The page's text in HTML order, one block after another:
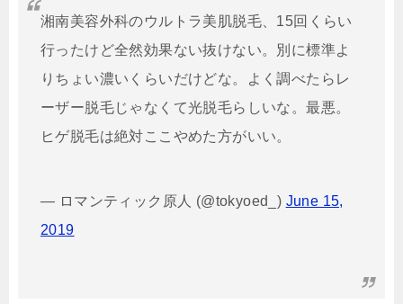
湘南美容外科のウルトラ美肌脱毛、15回くらい
行ったけど全然効果ない抜けない。別に標準よ
りちょい濃いくらいだけどな。よく調べたらレ
ーザー脱毛じゃなくて光脱毛らしいな。最悪。
ヒゲ脱毛は絶対ここやめた方がいい。
— ロマンティック原人 (@tokyoed_) June 15,
2019